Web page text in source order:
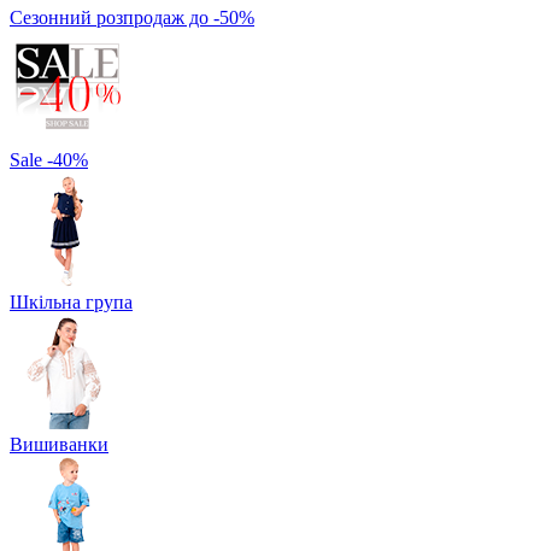
Сезонний розпродаж до -50%
Sale -40%
Шкільна група
Вишиванки